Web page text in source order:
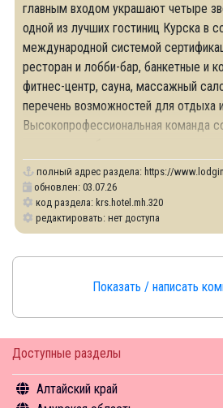
Доступные разделы
Алтайский край
главным входом украшают четыре
одной из лучших гостиниц Курска в
международной системой
ресторан и лобби-бар, банкетные и
фитнес-центр, сауна, массажный
перечень возможностей для отдыха
Высокопрофессиональная команда
полный адрес раздела: https://
обновлен: 03.07.26
код раздела: krs.hotel.mh.320
редактировать: нет доступа
Показать / написать